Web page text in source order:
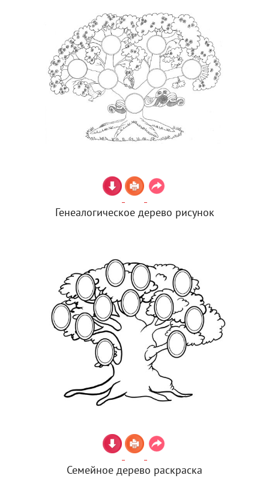
Генеалогическое дерево рисунок
Семейное дерево раскраска